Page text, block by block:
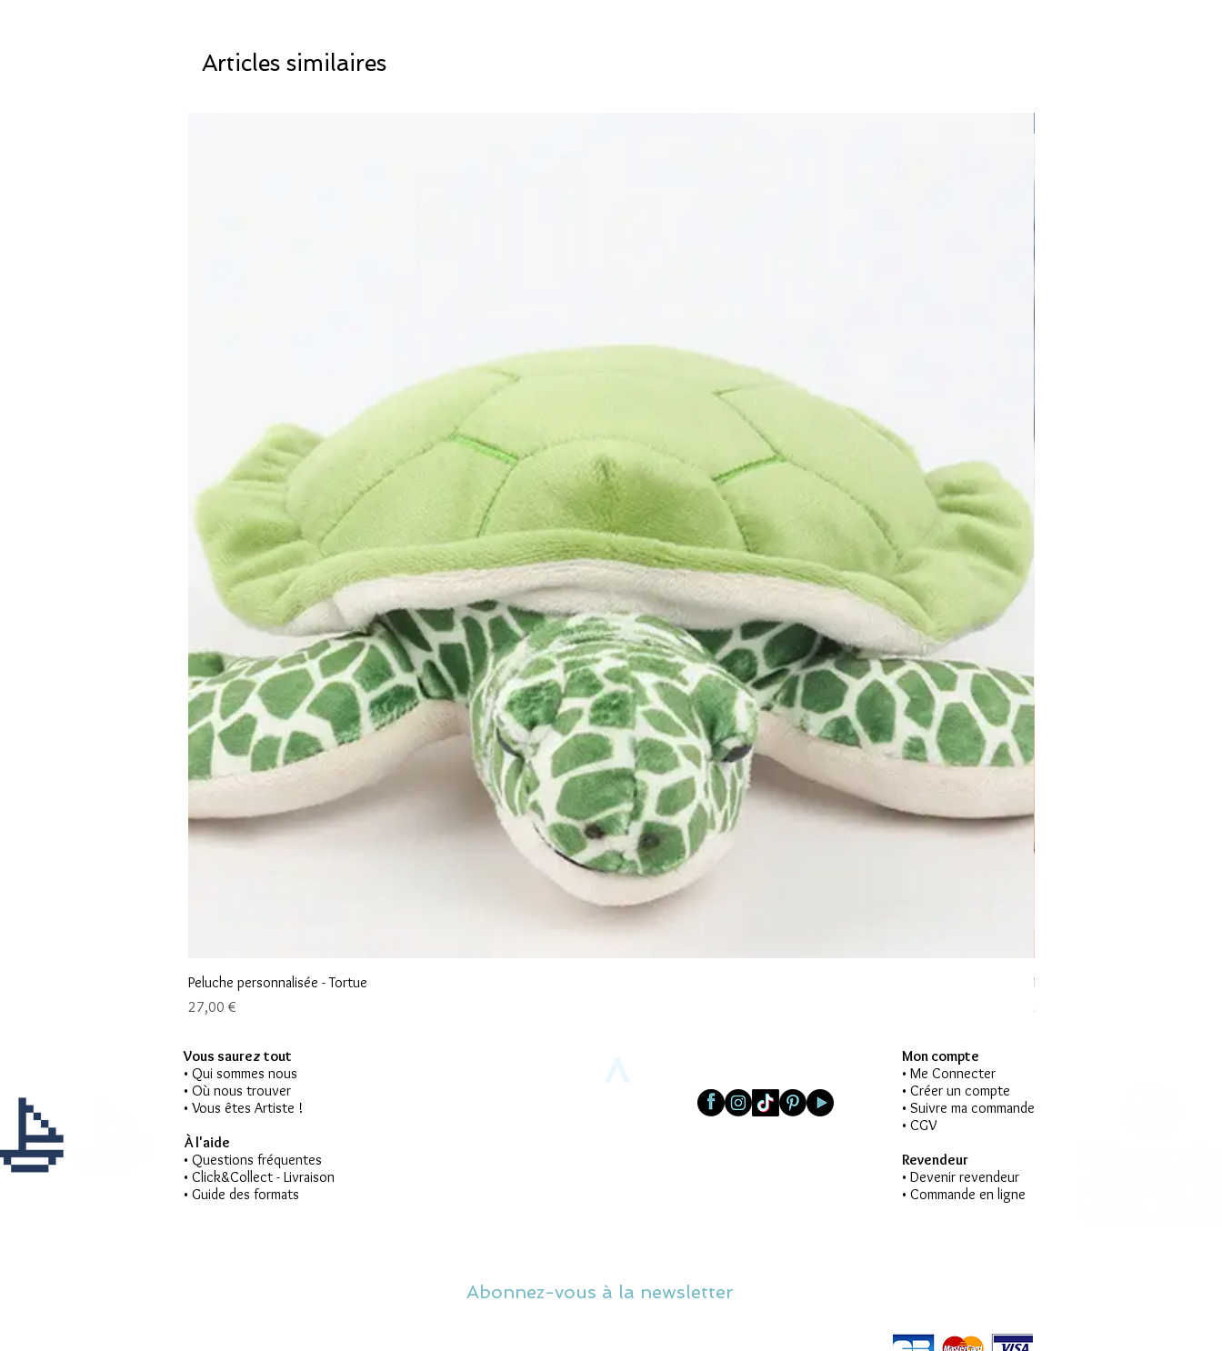
Articles similaires
Peluche personnalisée - Tortue
Prix
27,00 €
Peluche personnalisée - Baleine
23,00 €
Vous saurez tout
• Qui sommes nous
• Où nous trouver
• Vous êtes Artiste !
À l'aide
• Questions fréquentes
• Click&Collect - Livraison
• Guide des formats
Mon compte
• Me Connecter
• Créer un compte
• Suivre ma commande
• CGV
Revendeur
• Devenir revendeur
• Commande en ligne
Abonnez-vous à la newsletter